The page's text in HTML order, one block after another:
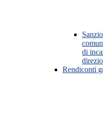
di
Rendiconti